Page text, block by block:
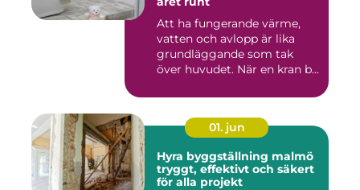
Att ha fungerande värme,
vatten och avlopp är lika
grundläggande som tak
över huvudet. När en kran b...
01. jun
Hyra byggställning malmö
tryggt, effektivt och säkert
för alla projekt